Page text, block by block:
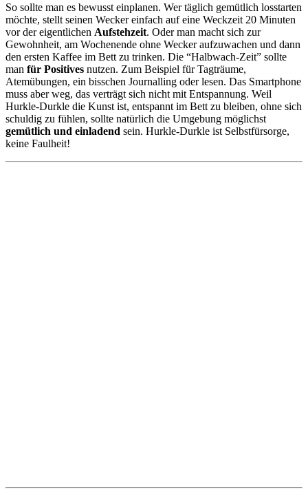
So sollte man es bewusst einplanen. Wer täglich gemütlich losstarten
möchte, stellt seinen Wecker einfach auf eine Weckzeit 20 Minuten
vor der eigentlichen Aufstehzeit. Oder man macht sich zur
Gewohnheit, am Wochenende ohne Wecker aufzuwachen und dann
den ersten Kaffee im Bett zu trinken. Die “Halbwach-Zeit” sollte
man für Positives nutzen. Zum Beispiel für Tagträume,
Atemübungen, ein bisschen Journalling oder lesen. Das Smartphone
muss aber weg, das verträgt sich nicht mit Entspannung. Weil
Hurkle-Durkle die Kunst ist, entspannt im Bett zu bleiben, ohne sich
schuldig zu fühlen, sollte natürlich die Umgebung möglichst
gemütlich und einladend sein. Hurkle-Durkle ist Selbstfürsorge,
keine Faulheit!